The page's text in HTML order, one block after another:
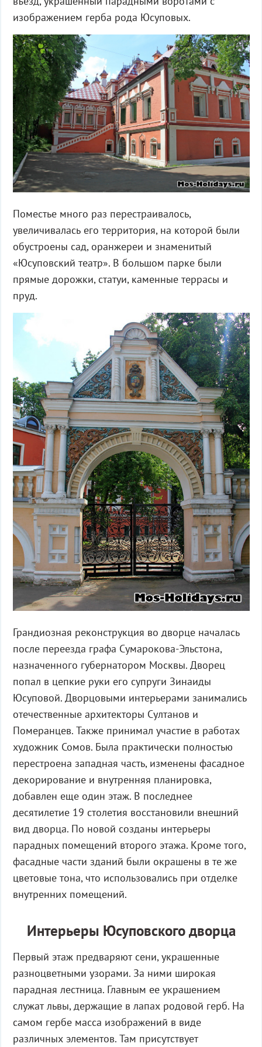
изображением герба рода Юсуповых.
Поместье много раз перестраивалось,
увеличивалась его территория, на которой были
обустроены сад, оранжереи и знаменитый
«Юсуповский театр». В большом парке были
прямые дорожки, статуи, каменные террасы и
пруд.
Грандиозная реконструкция во дворце началась
после переезда графа Сумарокова-Эльстона,
назначенного губернатором Москвы. Дворец
попал в цепкие руки его супруги Зинаиды
Юсуповой. Дворцовыми интерьерами занимались
отечественные архитекторы Султанов и
Померанцев. Также принимал участие в работах
художник Сомов. Была практически полностью
перестроена западная часть, изменены фасадное
декорирование и внутренняя планировка,
добавлен еще один этаж. В последнее
десятилетие 19 столетия восстановили внешний
вид дворца. По новой созданы интерьеры
парадных помещений второго этажа. Кроме того,
фасадные части зданий были окрашены в те же
цветовые тона, что использовались при отделке
внутренних помещений.
Интерьеры Юсуповского дворца
Первый этаж предваряют сени, украшенные
разноцветными узорами. За ними широкая
парадная лестница. Главным ее украшением
служат львы, держащие в лапах родовой герб. На
самом гербе масса изображений в виде
различных элементов. Там присутствует